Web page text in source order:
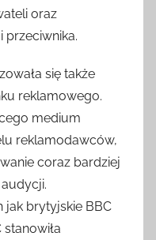
oraz
przeciwnika.
się także
reklamowego.
medium
reklamodawców,
coraz bardziej
jak brytyjskie BBC